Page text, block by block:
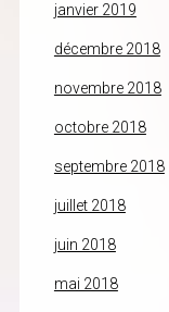
janvier 2019
décembre 2018
novembre 2018
octobre 2018
septembre 2018
juillet 2018
juin 2018
mai 2018